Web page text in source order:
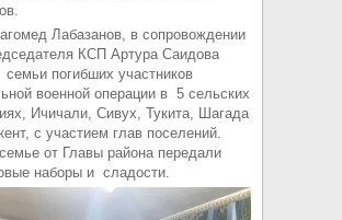
Лабазанов, в сопровождении
КСП Артура Саидова
семьи погибших участников
военной операции в 5 сельских
Ичичали, Сивух, Тукита, Шагада
с участием глав поселений.
от Главы района передали
наборы и сладости.